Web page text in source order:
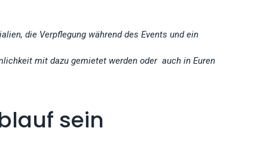
die Verpflegung während des Events und ein
mit dazu gemietet werden oder auch in Euren
sein